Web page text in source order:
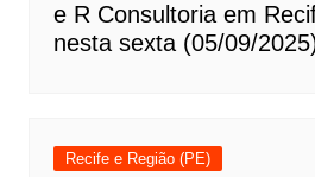
e R Consultoria em
nesta sexta (05/09/
Recife e Região (PE)